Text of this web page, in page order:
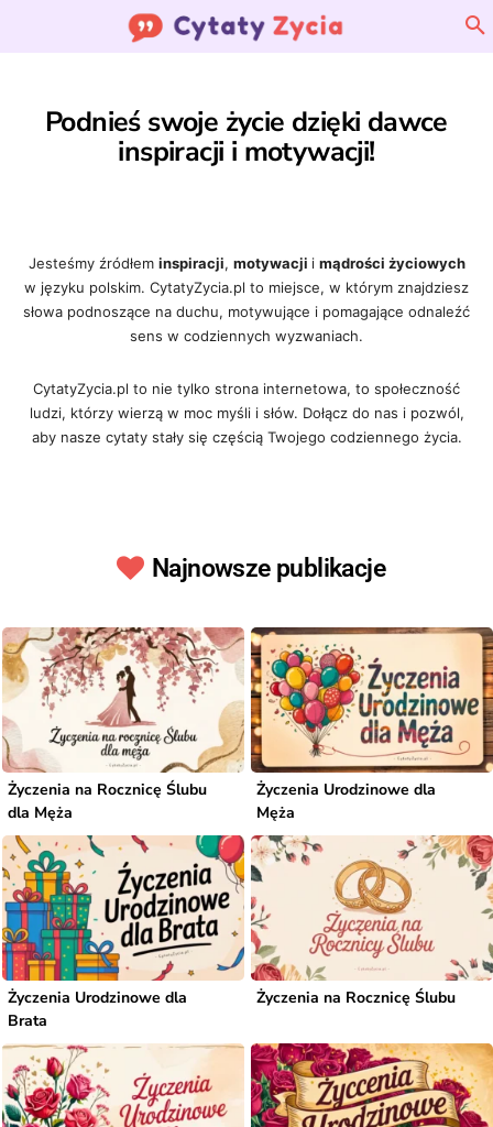
Podnieś swoje życie dzięki dawce
inspiracji i motywacji!
Jesteśmy źródłem inspiracji, motywacji i mądrości życiowych
w języku polskim. CytatyZycia.pl to miejsce, w którym znajdziesz
słowa podnoszące na duchu, motywujące i pomagające odnaleźć
sens w codziennych wyzwaniach.
CytatyZycia.pl to nie tylko strona internetowa, to społeczność
ludzi, którzy wierzą w moc myśli i słów. Dołącz do nas i pozwól,
aby nasze cytaty stały się częścią Twojego codziennego życia.
Najnowsze publikacje
Życzenia na Rocznicę Ślubu
dla Męża
Życzenia Urodzinowe dla
Męża
Życzenia Urodzinowe dla
Brata
Życzenia na Rocznicę Ślubu